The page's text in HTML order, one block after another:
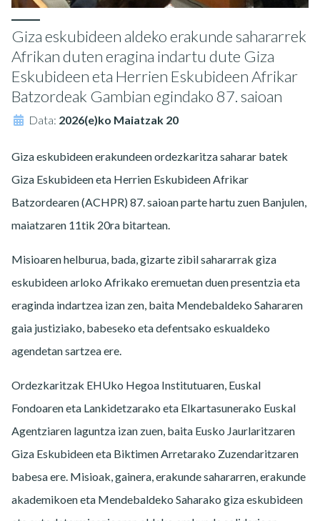
Giza eskubideen aldeko erakunde sahararrek
Afrikan duten eragina indartu dute Giza
Eskubideen eta Herrien Eskubideen Afrikar
Batzordeak Gambian egindako 87. saioan
Data: 2026(e)ko Maiatzak 20
Giza eskubideen erakundeen ordezkaritza saharar batek
Giza Eskubideen eta Herrien Eskubideen Afrikar
Batzordearen (ACHPR) 87. saioan parte hartu zuen Banjulen,
maiatzaren 11tik 20ra bitartean.
Misioaren helburua, bada, gizarte zibil sahararrak giza
eskubideen arloko Afrikako eremuetan duen presentzia eta
eraginda indartzea izan zen, baita Mendebaldeko Sahararen
gaia justiziako, babeseko eta defentsako eskualdeko
agendetan sartzea ere.
Ordezkaritzak EHUko Hegoa Institutuaren, Euskal
Fondoaren eta Lankidetzarako eta Elkartasunerako Euskal
Agentziaren laguntza izan zuen, baita Eusko Jaurlaritzaren
Giza Eskubideen eta Biktimen Arretarako Zuzendaritzaren
babesa ere. Misioak, gainera, erakunde sahararren, erakunde
akademikoen eta Mendebaldeko Saharako giza eskubideen